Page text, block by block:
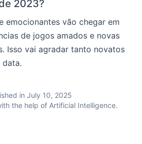
2023?
emocionantes vão chegar em
de jogos amados e novas
Isso vai agradar tanto novatos
in July 10, 2025
the help of Artificial Intelligence.